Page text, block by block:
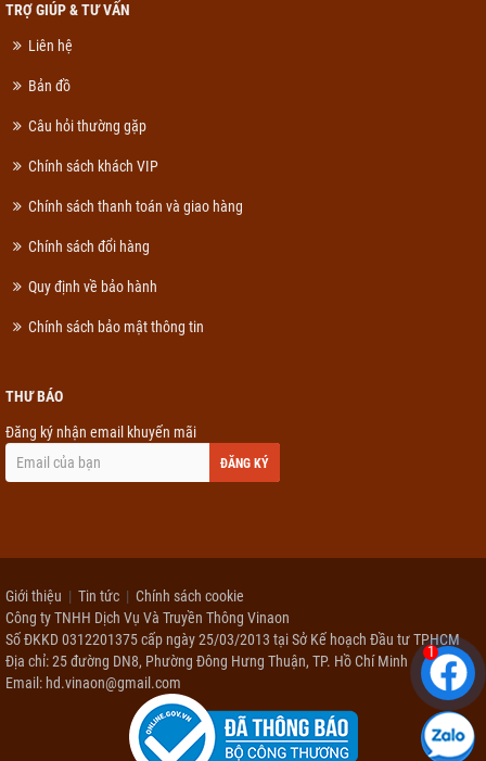
TRỢ GIÚP & TƯ VẤN
Liên hệ
Bản đồ
Câu hỏi thường gặp
Chính sách khách VIP
Chính sách thanh toán và giao hàng
Chính sách đổi hàng
Quy định về bảo hành
Chính sách bảo mật thông tin
THƯ BÁO
Đăng ký nhận email khuyến mãi
ĐĂNG KÝ
Giới thiệu Tin tức
Chính sách cookie
Công ty TNHH Dịch Vụ Và Truyền Thông Vinaon
Số ĐKKD 0312201375 cấp ngày 25/03/2013 tại Sở Kế hoạch Đầu tư TPHCM
Địa chỉ: 25 đường DN8, Phường Đông Hưng Thuận, TP. Hồ Chí Minh
Email: hd.vinaon@gmail.com
1